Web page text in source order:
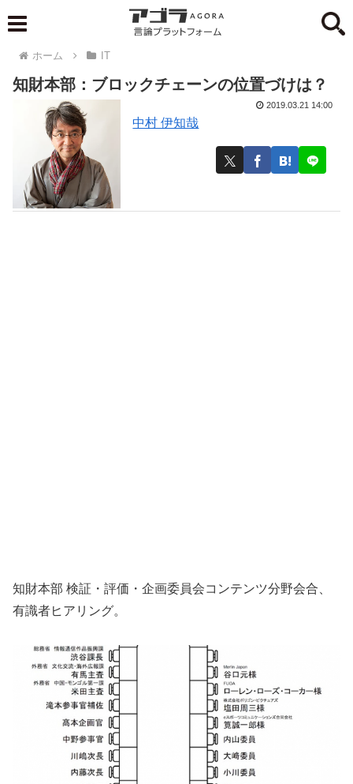
ホーム IT
知財本部：ブロックチェーンの位置づけは？
中村 伊知哉
2019.03.21 14:00
知財本部 検証・評価・企画委員会コンテンツ分野会合、
有識者ヒアリング。